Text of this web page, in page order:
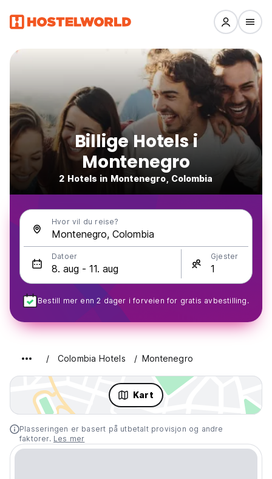
Billige Hotels i
Montenegro
2 Hotels in Montenegro, Colombia
Hvor vil du reise?
Datoer Gjester
Bestill mer enn 2 dager i forveien for gratis avbestilling.
Colombia Hotels Montenegro
Kart
Plasseringen er basert på utbetalt provisjon og andre
faktorer. Les mer